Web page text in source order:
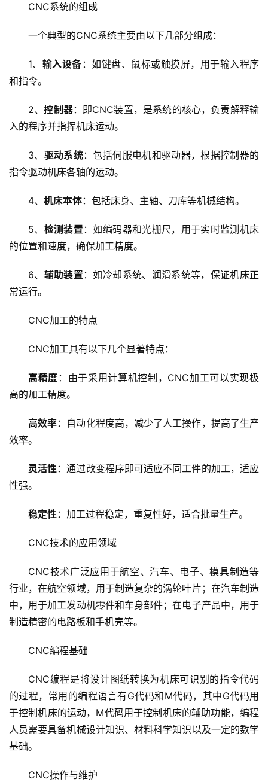
页
主
机
技
N
服
务
维
网
络
安
CNC系统的组成
一个典型的CNC系统主要由以下几部分组成：
1、 输入设备 ：如键盘、鼠标或触摸屏，用于输入程序
和指令。
2、控制器：即CNC装置，是系统的核心，负责解释输
入的程序并指挥机床运动。
3、 驱动系统：包括伺服电机和驱动器，根据控制器的
指令驱动机床各轴的运动。
4、 机床本体：包括床身、主轴、刀库等机械结构。
5、 检测装置 ：如编码器和光栅尺，用于实时监测机床
的位置和速度，确保加工精度。
6、 辅助装置 ：如冷却系统、润滑系统等，保证机床正
常运行。
CNC加工的特点
CNC加工具有以下几个显著特点：
高精度 ：由于采用计算机控制，CNC加工可以实现极
高的加工精度。
高效率：自动化程度高，减少了人工操作，提高了生产
效率。
灵活性：通过改变程序即可适应不同工件的加工，适应
性强。
稳定性：加工过程稳定，重复性好，适合批量生产。
CNC技术的应用领域
CNC技术广泛应用于航空、汽车、电子、模具制造等
行业，在航空领域，用于制造复杂的涡轮叶片；在汽车制造
中，用于加工发动机零件和车身部件；在电子产品中，用于
制造精密的电路板和手机壳等。
CNC编程基础
CNC编程是将设计图纸转换为机床可识别的指令代码
的过程，常用的编程语言有G代码和M代码，其中G代码用
于控制机床的运动，M代码用于控制机床的辅助功能，编程
人员需要具备机械设计知识、材料科学知识以及一定的数学
基础。
CNC操作与维护